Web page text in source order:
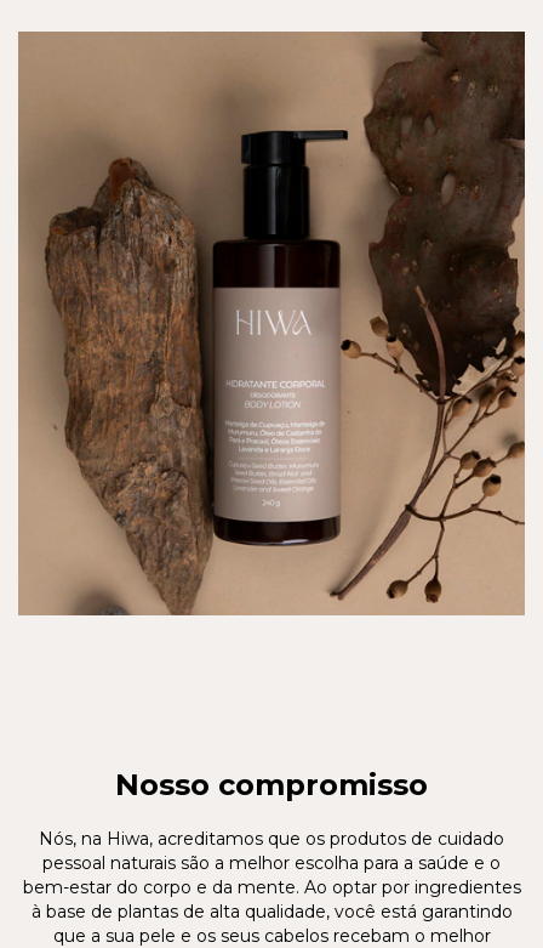
Nosso compromisso
Nós, na Hiwa, acreditamos que os produtos de cuidado
pessoal naturais são a melhor escolha para a saúde e o
bem-estar do corpo e da mente. Ao optar por ingredientes
à base de plantas de alta qualidade, você está garantindo
que a sua pele e os seus cabelos recebam o melhor